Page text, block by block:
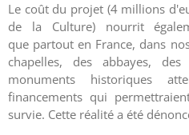
Le coût du projet (4 millions
de la Culture) nourrit
que partout en France, dans
chapelles, des abbayes,
monuments historiques
financements qui
survie. Cette réalité a été